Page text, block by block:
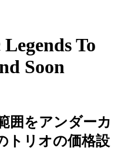
To
Soon
囲をアンダーカ
トリオの価格設